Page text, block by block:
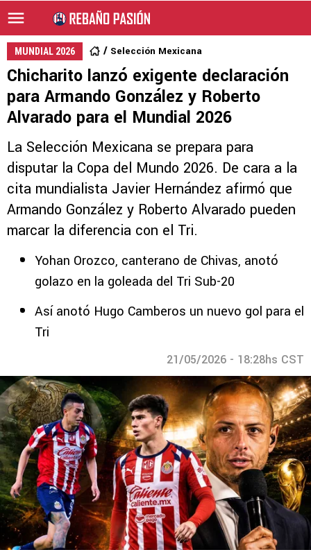
MUNDIAL 2026 Selección Mexicana
Chicharito lanzó exigente declaración
para Armando González y Roberto
Alvarado para el Mundial 2026
La Selección Mexicana se prepara para
disputar la Copa del Mundo 2026. De cara a la
cita mundialista Javier Hernández afirmó que
Armando González y Roberto Alvarado pueden
marcar la diferencia con el Tri.
Yohan Orozco, canterano de Chivas, anotó
golazo en la goleada del Tri Sub-20
Así anotó Hugo Camberos un nuevo gol para el
Tri
21/05/2026 - 18:28hs CST